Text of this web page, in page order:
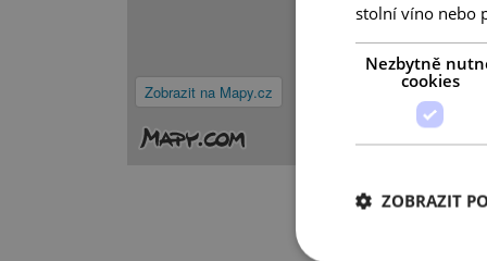
Zobrazit na Mapy.cz
stolní víno nebo
Nezbytně
cookies
ZOBRAZIT